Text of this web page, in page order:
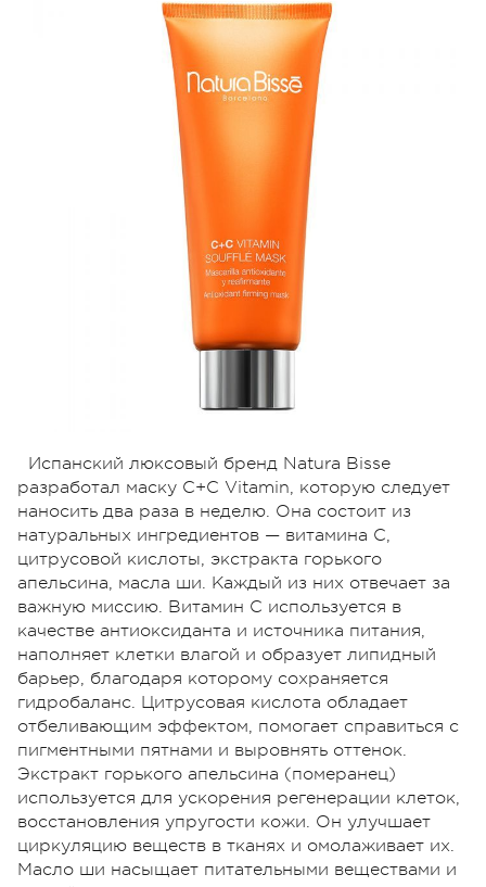
Испанский люксовый бренд Natura Bisse
разработал маску C+C Vitamin, которую следует
наносить два раза в неделю. Она состоит из
натуральных ингредиентов — витамина С,
цитрусовой кислоты, экстракта горького
апельсина, масла ши. Каждый из них отвечает за
важную миссию. Витамин С используется в
качестве антиоксиданта и источника питания,
наполняет клетки влагой и образует липидный
барьер, благодаря которому сохраняется
гидробаланс. Цитрусовая кислота обладает
отбеливающим эффектом, помогает справиться с
пигментными пятнами и выровнять оттенок.
Экстракт горького апельсина (померанец)
используется для ускорения регенерации клеток,
восстановления упругости кожи. Он улучшает
циркуляцию веществ в тканях и омолаживает их.
Масло ши насыщает питательными веществами и